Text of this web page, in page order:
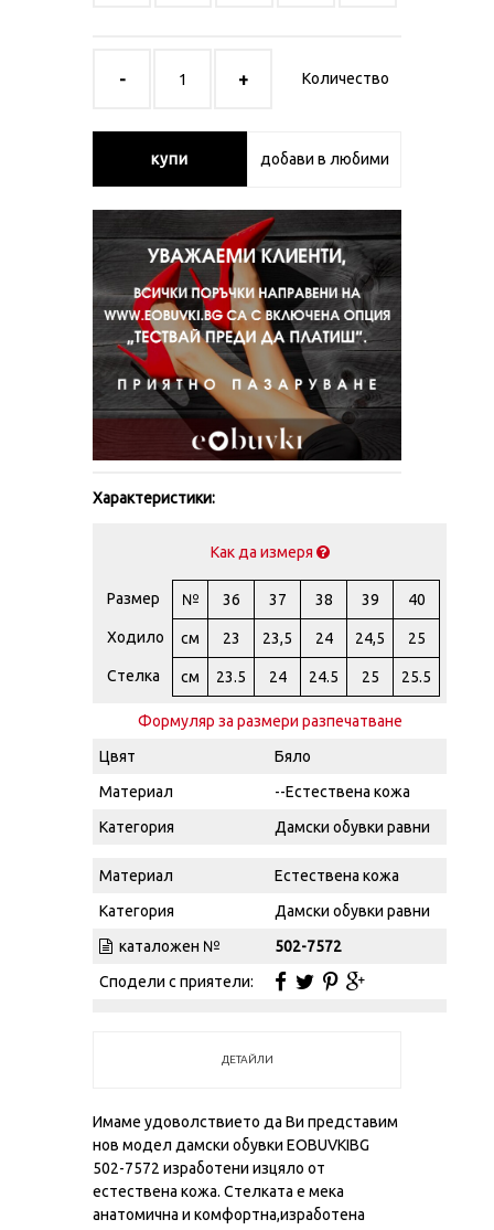
Количество
купи добави в любими
Характеристики:
Как да измеря
Размер № 36 37 38 39 40
Ходило см 23 23,5 24 24,5 25
Стелка см 23.5 24 24.5 25 25.5
Формуляр за размери разпечатване
Цвят
Бяло
Материал
--Естествена кожа
Категория
Дамски обувки равни
Материал
Естествена кожа
Категория
Дамски обувки равни
каталожен №
502-7572
Сподели с приятели:
ДЕТАЙЛИ
Имаме удоволствието да Ви представим
нов модел дамски обувки EOBUVKIBG
502-7572 изработени изцяло от
естествена кожа. Стелката е мека
анатомична и комфортна,изработена